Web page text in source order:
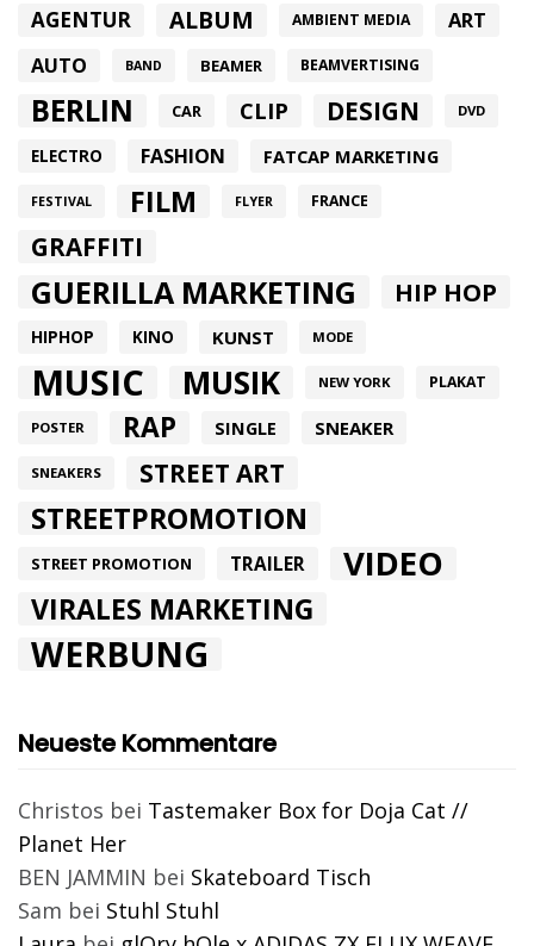
AGENTUR ALBUM AMBIENT MEDIA ART
AUTO BAND BEAMER BEAMVERTISING
BERLIN CAR CLIP DESIGN DVD
ELECTRO FASHION FATCAP MARKETING
FESTIVAL FILM FLYER FRANCE
GRAFFITI
GUERILLA MARKETING HIP HOP
HIPHOP KINO KUNST MODE
MUSIC MUSIK NEW YORK PLAKAT
POSTER RAP SINGLE SNEAKER
SNEAKERS STREET ART
STREETPROMOTION
STREET PROMOTION TRAILER VIDEO
VIRALES MARKETING
WERBUNG
Neueste Kommentare
Christos bei Tastemaker Box for Doja Cat //
Planet Her
BEN JAMMIN bei Skateboard Tisch
Sam bei Stuhl Stuhl